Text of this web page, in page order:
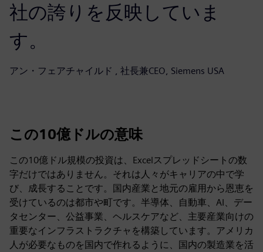
社の誇りを反映していま
す。
アン・フェアチャイルド , 社長兼CEO, Siemens USA
この10億ドルの意味
この10億ドル規模の投資は、Excelスプレッドシートの数
字だけではありません。それは人々がキャリアの中で学
び、成長することです。国内産業と地元の雇用から恩恵を
受けているのは都市や町です。半導体、自動車、AI、デー
タセンター、公益事業、ヘルスケアなど、主要産業向けの
重要なインフラストラクチャを構築しています。アメリカ
人が必要なものを国内で作れるように、国内の製造業を活